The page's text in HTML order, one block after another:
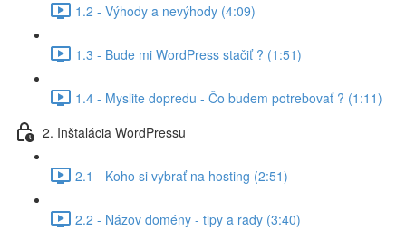
1.2 - Výhody a nevýhody (4:09)
1.3 - Bude mi WordPress stačiť ? (1:51)
1.4 - Myslite dopredu - Čo budem potrebovať ? (1:11)
2. Inštalácia WordPressu
2.1 - Koho si vybrať na hosting (2:51)
2.2 - Názov domény - tipy a rady (3:40)